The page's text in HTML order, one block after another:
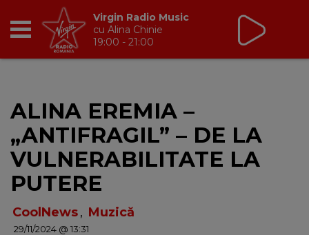
BREAKFAST
TIC TALK
CÂȘTIGĂ
HOT 30
Virgin Radio Music
cu Alina Chinie
19:00 - 21:00
ALINA EREMIA –
„ANTIFRAGIL” – DE LA
VULNERABILITATE LA
PUTERE
CoolNews, Muzică
29/11/2024 @ 13:31